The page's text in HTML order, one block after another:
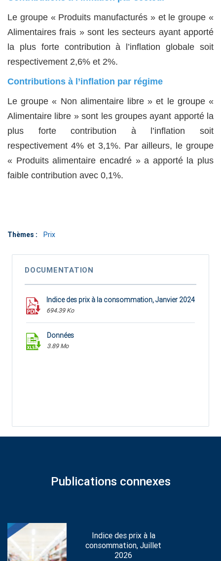
Le groupe « Produits manufacturés » et le groupe «
Alimentaires frais » sont les secteurs ayant apporté
la plus forte contribution à l’inflation globale soit
respectivement 2,6% et 2%.
Contributions à l’inflation par régime
Le groupe « Non alimentaire libre » et le groupe «
Alimentaire libre » sont les groupes ayant apporté la
plus forte contribution à l’inflation soit
respectivement 4% et 3,1%. Par ailleurs, le groupe
« Produits alimentaire encadré » a apporté la plus
faible contribution avec 0,1%.
Thèmes : Prix
DOCUMENTATION
Indice des prix à la consommation, Janvier 2024
694.39 Ko
Données
3.89 Mo
Publications connexes
Indice des prix à la
consommation, Juillet
2026